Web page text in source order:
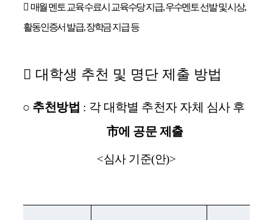
󰋻 매월 멘토 교육 수료시 교육수당 지급,우수멘토 선발 및 시상,
활동인증서 발급,장학금 지급 등
󰏚 대학생 추천 및 명단 제출 방법
○ 추천방법 : 각 대학별 추천자 자체 심사 후
市에 공문 제출
<심사 기준(안)>